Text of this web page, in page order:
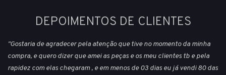
DEPOIMENTOS DE CLIENTES
"Gostaria de agradecer pela atenção que tive no momento da minha
compra, e quero dizer que amei as peças e os meu clientes tb e pela
rapidez com elas chegaram , e em menos de 03 dias eu já vendi 80 das